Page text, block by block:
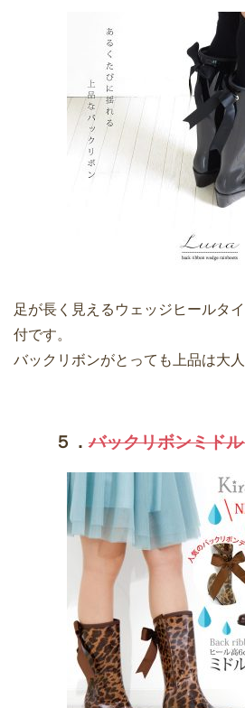
足が長く見えるウェッジヒールタ
付です。
バックリボンがとっても上品は大
５．バックリボンミド